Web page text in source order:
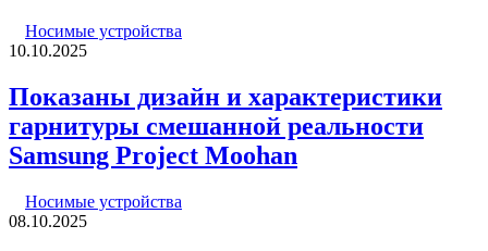
Носимые устройства
10.10.2025
Показаны дизайн и характеристики
гарнитуры смешанной реальности
Samsung Project Moohan
Носимые устройства
08.10.2025